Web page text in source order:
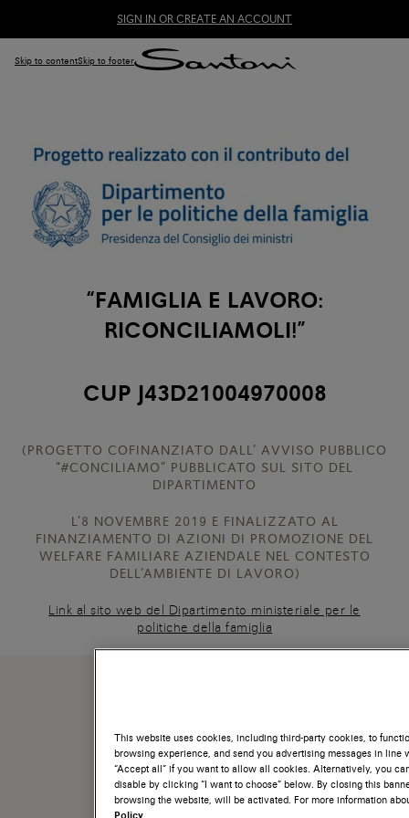
SIGN IN OR CREATE AN ACCOUNT
Skip to contentSkip to footer
“FAMIGLIA E LAVORO:
RICONCILIAMOLI!”
CUP J43D21004970008
(PROGETTO COFINANZIATO DALL’ AVVISO PUBBLICO
“#CONCILIAMO” PUBBLICATO SUL SITO DEL
DIPARTIMENTO
L’8 NOVEMBRE 2019 E FINALIZZATO AL
FINANZIAMENTO DI AZIONI DI PROMOZIONE DEL
WELFARE FAMILIARE AZIENDALE NEL CONTESTO
DELL’AMBIENTE DI LAVORO)
Link al sito web del Dipartimento ministeriale per le
politiche della famiglia
This website uses cookies, including third-party cookies, to
browsing experience, and send you advertising messages in
“Accept all” if you want to allow all cookies. Alternatively, you
disable by clicking “I want to choose” below. By closing this
browsing the website, will be activated. For more information